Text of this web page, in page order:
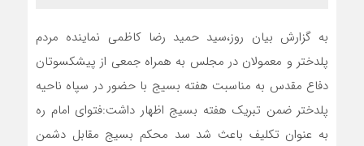
به گزارش بیان روز،سید حمید رضا کاظمی نماینده مردم
پلدختر و معمولان در مجلس به همراه جمعی از پیشکسوتان
دفاع مقدس به مناسبت هفته بسیج با حضور در سپاه ناحیه
پلدختر ضمن تبریک هفته بسیج اظهار داشت:فتوای امام ره
به عنوان تکلیف باعث شد سد محکم بسیج مقابل دشمن